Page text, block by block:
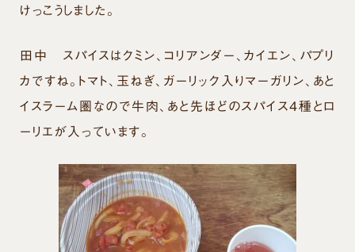
けっこうしました。
田中
スパイスはクミン、コリアンダー、カイエン、パプリ
カですね。トマト、玉ねぎ、ガーリック入りマーガリン、あと
イスラーム圏なので牛肉、あと先ほどのスパイス４種とロ
ーリエが入っています。